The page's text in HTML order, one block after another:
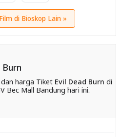
di Bioskop Lain »
Burn
dan harga Tiket Evil Dead Burn di
Bec Mall Bandung hari ini.